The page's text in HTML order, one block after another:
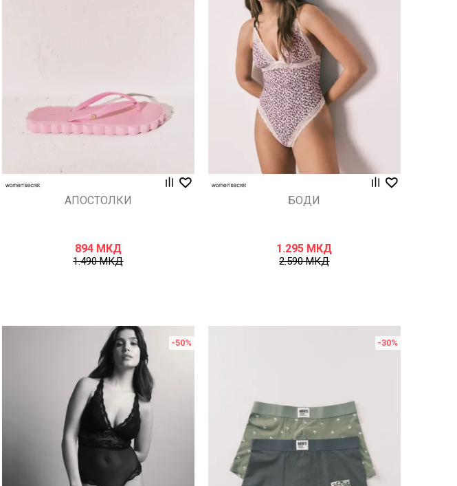
АПОСТОЛКИ
894 МКД
1.490МКД
Uporedi
БОДИ
1.295 МКД
2.590МКД
Uporedi
-50% -30%